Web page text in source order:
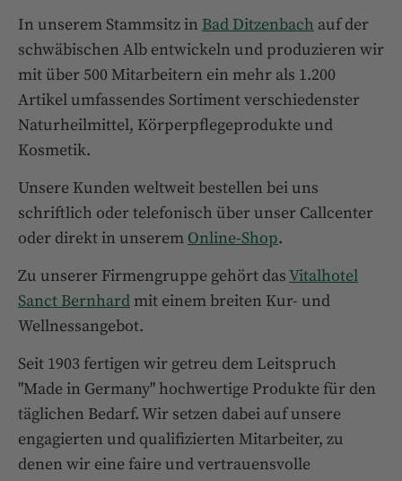
In unserem Stammsitz in Bad Ditzenbach auf der
schwäbischen Alb entwickeln und produzieren wir
mit über 500 Mitarbeitern ein mehr als 1.200
Artikel umfassendes Sortiment verschiedenster
Naturheilmittel, Körperpflegeprodukte und
Kosmetik.
Unsere Kunden weltweit bestellen bei uns
schriftlich oder telefonisch über unser Callcenter
oder direkt in unserem Online-Shop.
Zu unserer Firmengruppe gehört dasVitalhotel
Sanct Bernhardmit einem breiten Kur- und
Wellnessangebot.
Seit 1903 fertigen wir getreu dem Leitspruch
"Made in Germany" hochwertige Produkte für den
täglichen Bedarf. Wir setzen dabei auf unsere
engagierten und qualifizierten Mitarbeiter, zu
denen wir eine faire und vertrauensvolle